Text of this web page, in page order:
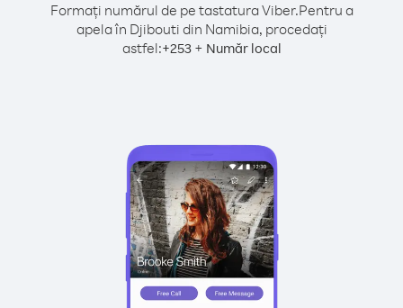
Formați numărul de pe tastatura Viber.Pentru a
apela în Djibouti din Namibia, procedați
astfel:+253+ Număr local